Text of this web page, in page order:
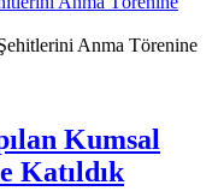
Kumsal
Katıldık